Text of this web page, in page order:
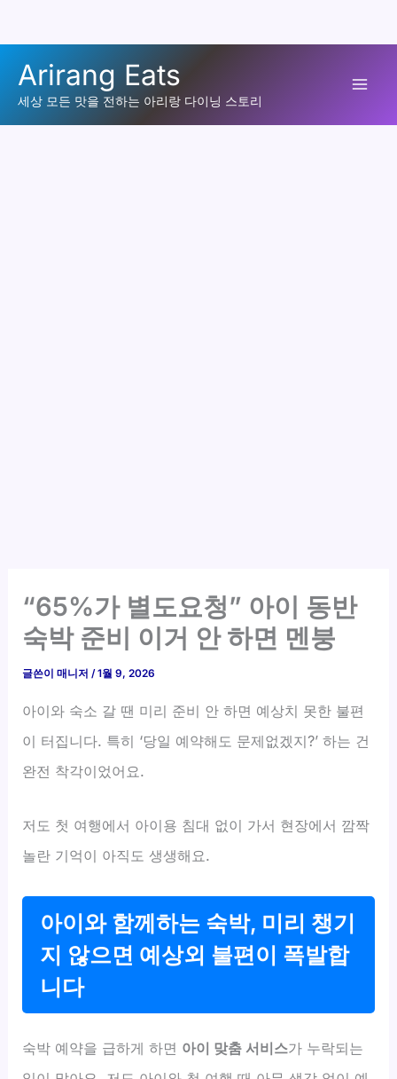
로
Arirang Eats
세상 모든 맛을 전하는 아리랑 다이닝 스토리
“65%가 별도요청” 아이 동반
숙박 준비 이거 안 하면 멘붕
글쓴이매니저/1월 9, 2026
아이와 숙소 갈 땐 미리 준비 안 하면 예상치 못한 불편
이 터집니다. 특히 ‘당일 예약해도 문제없겠지?’ 하는 건
완전 착각이었어요.
저도 첫 여행에서 아이용 침대 없이 가서 현장에서 깜짝
놀란 기억이 아직도 생생해요.
아이와 함께하는 숙박, 미리 챙기
지 않으면 예상외 불편이 폭발합
니다
숙박 예약을 급하게 하면 아이 맞춤 서비스가 누락되는